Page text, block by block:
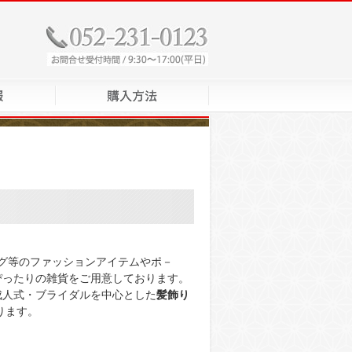
のファッションアイテムやポ－
たりの雑貨をご用意しております。
・ブライダルを中心とした髪飾り
す。